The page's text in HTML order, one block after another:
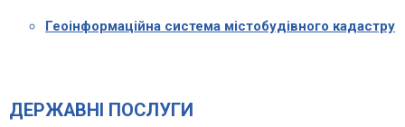
Геоінформаційна система містобудівного кадастру
ДЕРЖАВНІ ПОСЛУГИ